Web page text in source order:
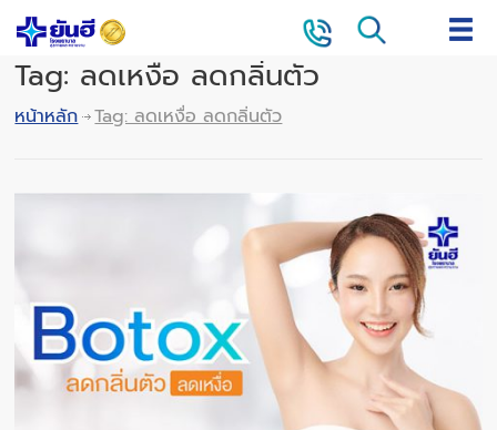
Tag: ลดเหงื่อ ลดกลิ่นตัว
หน้าหลัก Tag: ลดเหงื่อ ลดกลิ่นตัว